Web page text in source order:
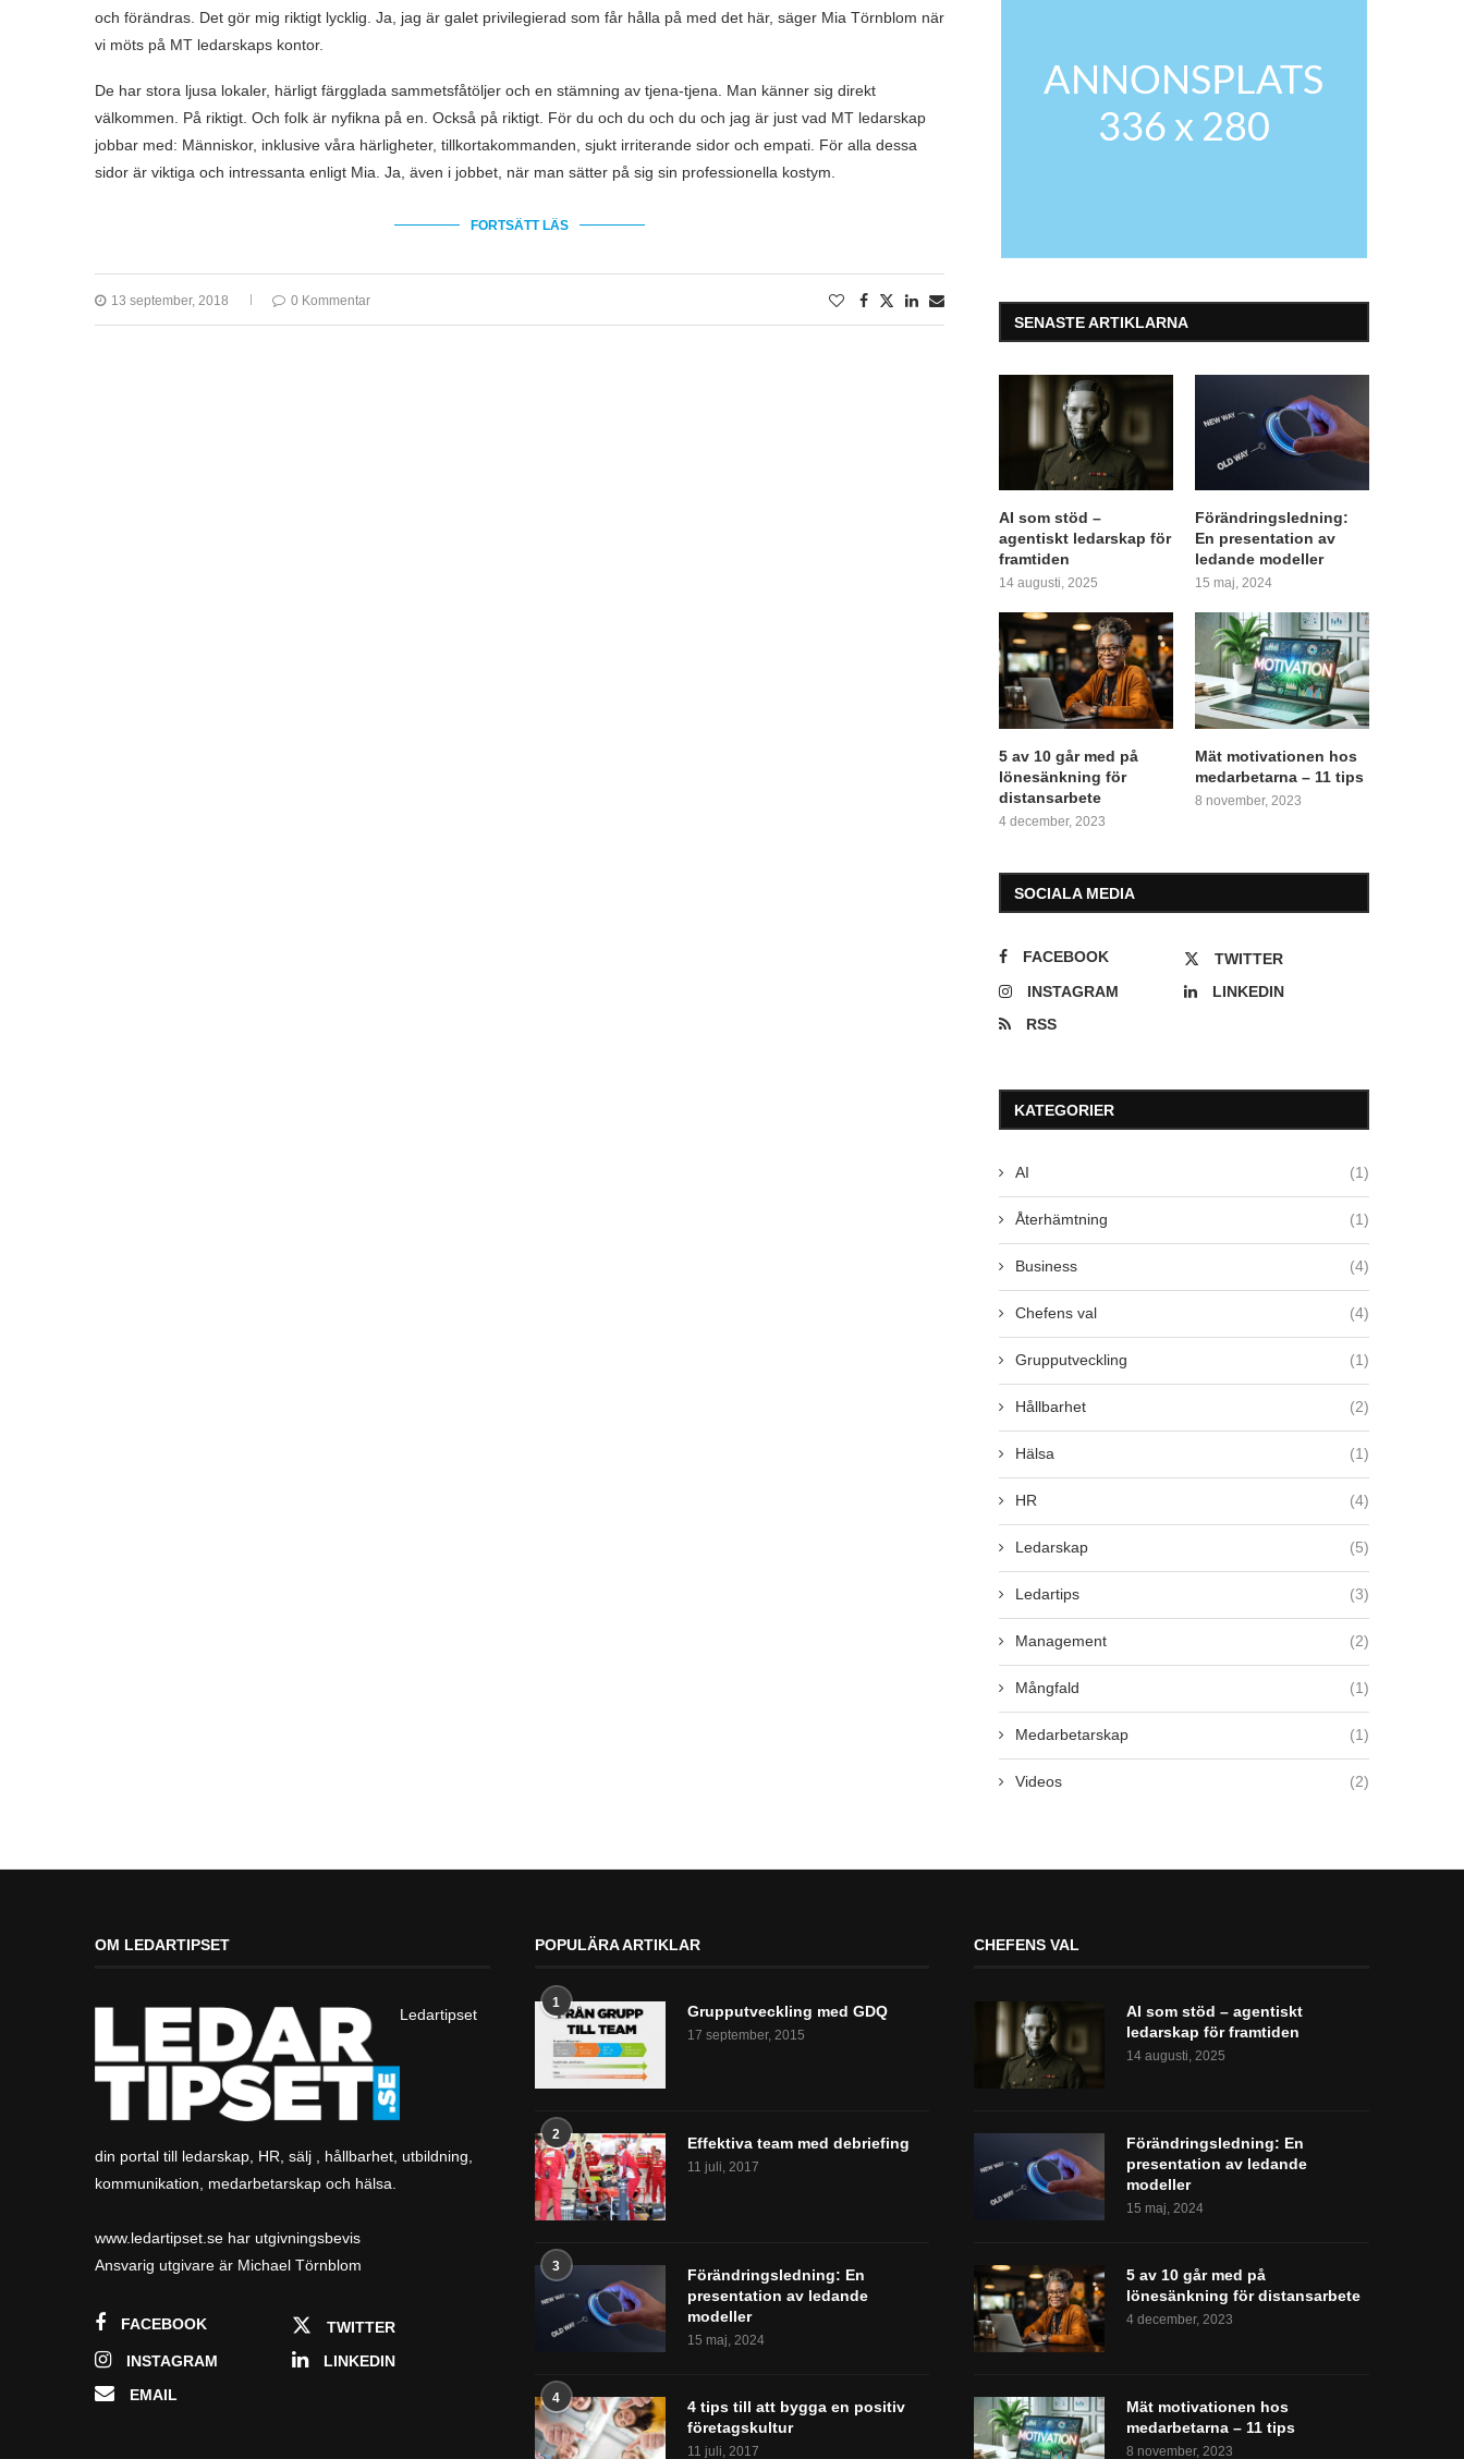
och förändras. Det gör mig riktigt lycklig. Ja, jag är galet privilegierad som får hålla på med det här, säger Mia Törnblom när
vi möts på MT ledarskaps kontor.
De har stora ljusa lokaler, härligt färgglada sammetsfåtöljer och en stämning av tjena-tjena. Man känner sig direkt
välkommen. På riktigt. Och folk är nyfikna på en. Också på riktigt. För du och du och du och jag är just vad MT ledarskap
jobbar med: Människor, inklusive våra härligheter, tillkortakommanden, sjukt irriterande sidor och empati. För alla dessa
sidor är viktiga och intressanta enligt Mia. Ja, även i jobbet, när man sätter på sig sin professionella kostym.
FORTSÄTT LÄS
13 september, 2018 0 Kommentar
SENASTE ARTIKLARNA
AI som stöd –
agentiskt ledarskap för
framtiden
14 augusti, 2025
Förändringsledning:
En presentation av
ledande modeller
15 maj, 2024
5 av 10 går med på
lönesänkning för
distansarbete
4 december, 2023
Mät motivationen hos
medarbetarna – 11 tips
8 november, 2023
SOCIALA MEDIA
FACEBOOK
TWITTER
INSTAGRAM
LINKEDIN
RSS
KATEGORIER
AI (1)
Återhämtning (1)
Business (4)
Chefens val (4)
Grupputveckling (1)
Hållbarhet (2)
Hälsa (1)
HR (4)
Ledarskap (5)
Ledartips (3)
Management (2)
Mångfald (1)
Medarbetarskap (1)
Videos (2)
OM LEDARTIPSET
Ledartipset
din portal till ledarskap, HR, sälj , hållbarhet, utbildning,
kommunikation, medarbetarskap och hälsa.
www.ledartipset.se har utgivningsbevis
Ansvarig utgivare är Michael Törnblom
FACEBOOK
TWITTER
INSTAGRAM
LINKEDIN
EMAIL
POPULÄRA ARTIKLAR
1 Grupputveckling med GDQ
17 september, 2015
2 Effektiva team med debriefing
11 juli, 2017
3
Förändringsledning: En
presentation av ledande
modeller
15 maj, 2024
4
4 tips till att bygga en positiv
företagskultur
11 juli, 2017
CHEFENS VAL
AI som stöd – agentiskt
ledarskap för framtiden
14 augusti, 2025
Förändringsledning: En
presentation av ledande
modeller
15 maj, 2024
5 av 10 går med på
lönesänkning för distansarbete
4 december, 2023
Mät motivationen hos
medarbetarna – 11 tips
8 november, 2023